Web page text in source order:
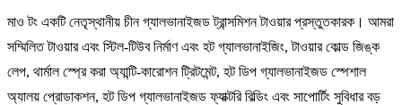
মাও টং একটি নেতৃস্থানীয় চীন গ্যালভানাইজড ট্রান্সমিশন টাওয়ার প্রস্তুতকারক। আমরা
সম্মিলিত টাওয়ার এবং স্টিল-টিউব নির্মাণ এবং হট গ্যালভানাইজিং, টাওয়ার কোল্ড জিঙ্ক
লেপ, থার্মাল স্প্রে করা অ্যান্টি-কারোশন ট্রিটমেন্ট, হট ডিপ গ্যালভানাইজড স্পেশাল
অ্যালয় প্রোডাকশন, হট ডিপ গ্যালভানাইজড ফ্যাক্টরি বিল্ডিং এবং সাপোর্টিং সুবিধার বড়